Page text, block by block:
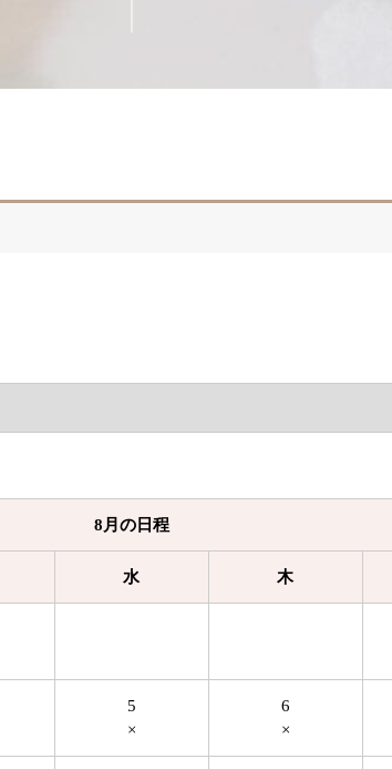
8月の日程
水 木
5
×
6
×